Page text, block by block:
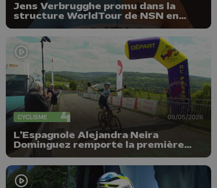
Jens Verbrugghe promu dans la
structure WorldTour de NSN en
2027
CYCLISME 09/05/2026
L'Espagnole Alejandra Neira
Dominguez remporte la première
édition féminine de Liège-
Bastogne-Liège Juniors